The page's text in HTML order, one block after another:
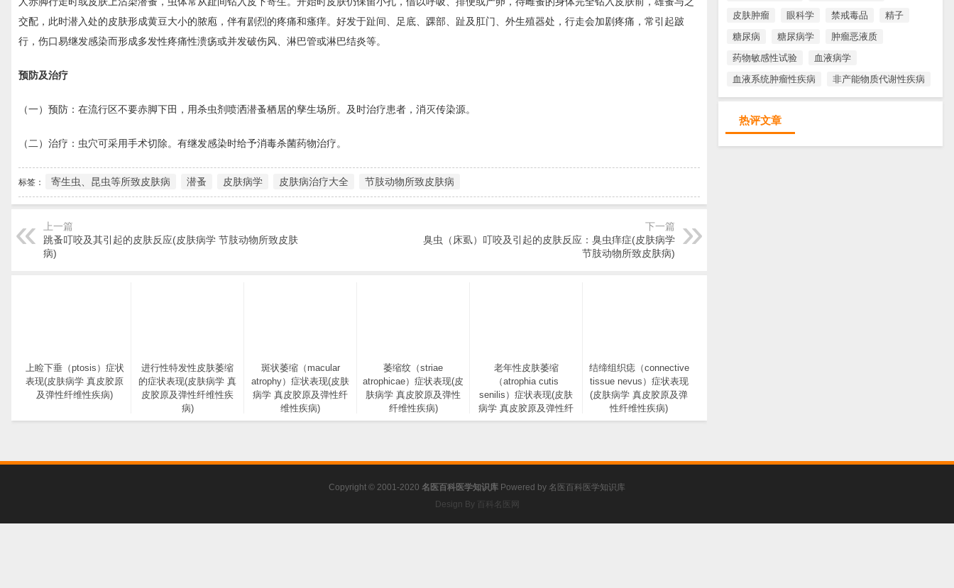
皮肤肿瘤
眼科学 禁戒毒品
精子
糖尿病
糖尿病学
肿瘤恶液质
药物敏感性试验
血液病学
血液系统肿瘤性疾病
非产能物质代谢性疾病
热评文章
交配，此时潜入处的皮肤形成黄豆大小的脓庖，伴有剧烈的疼痛和瘙痒。好发于趾间、足底、踝部、趾及肛门、外生殖器处，行走会加剧疼痛，常引起跛
行，伤口易继发感染而形成多发性疼痛性溃疡或并发破伤风、淋巴管或淋巴结炎等。
预防及治疗
（一）预防：在流行区不要赤脚下田，用杀虫剂喷洒潜蚤栖居的孳生场所。及时治疗患者，消灭传染源。
（二）治疗：虫穴可采用手术切除。有继发感染时给予消毒杀菌药物治疗。
标签： 寄生虫、昆虫等所致皮肤病 潜蚤 皮肤病学 皮肤病治疗大全 节肢动物所致皮肤病
上一篇
跳蚤叮咬及其引起的皮肤反应(皮肤病学 节肢动物所致皮肤
病)
下一篇
臭虫（床虱）叮咬及引起的皮肤反应：臭虫痒症(皮肤病学
节肢动物所致皮肤病)
上睑下垂（ptosis）症状
表现(皮肤病学 真皮胶原
及弹性纤维性疾病)
进行性特发性皮肤萎缩
的症状表现(皮肤病学 真
皮胶原及弹性纤维性疾
病)
斑状萎缩（macular
atrophy）症状表现(皮肤
病学 真皮胶原及弹性纤
维性疾病)
萎缩纹（striae
atrophicae）症状表现(皮
肤病学 真皮胶原及弹性
纤维性疾病)
老年性皮肤萎缩
（atrophia cutis
senilis）症状表现(皮肤
病学 真皮胶原及弹性纤
维性疾病)
结缔组织痣（connective
tissue nevus）症状表现
(皮肤病学 真皮胶原及弹
性纤维性疾病)
Copyright © 2001-2020 名医百科医学知识库 Powered by 名医百科医学知识库
Design By 百科名医网